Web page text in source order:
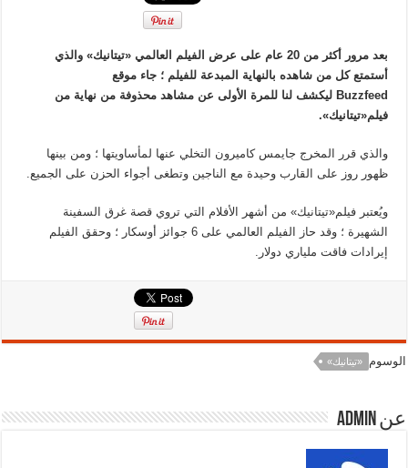
بعد مرور أكثر من 20 عام على عرض الفيلم العالمي «تيتانيك» والذي
أستمتع كل من شاهده بالنهاية المبدعة للفيلم ؛ جاء موقع
Buzzfeed ليكشف لنا للمرة الأولى عن مشاهد محذوفة من نهاية من
فيلم«تيتانيك».
والذي قرر المخرج جايمس كاميرون التخلي عنها لمأساويتها ؛ ومن بينها
ظهور روز على القارب وحيدة مع الناجين وتطغى أجواء الحزن على الجميع.
ويُعتبر فيلم«تيتانيك» من أشهر الأفلام التي تروي قصة غرق السفينة
الشهيرة ؛ وقد حاز الفيلم العالمي على 6 جوائز أوسكار ؛ وحقق الفيلم
إيرادات فاقت ملياري دولار.
الوسوم «تيتانيك»
عن admin